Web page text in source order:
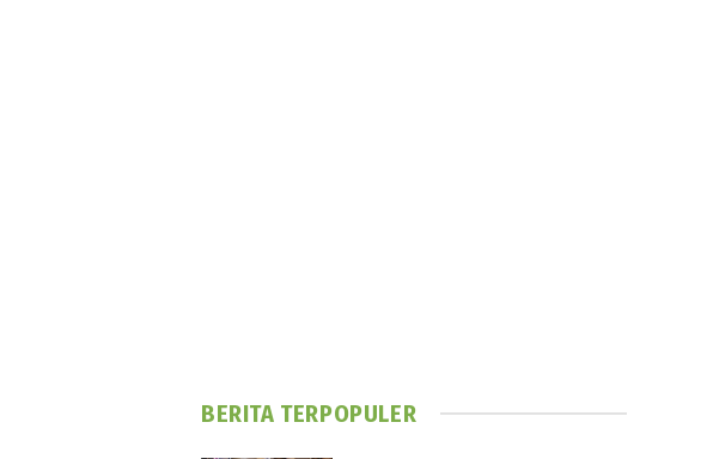
BERITA TERPOPULER